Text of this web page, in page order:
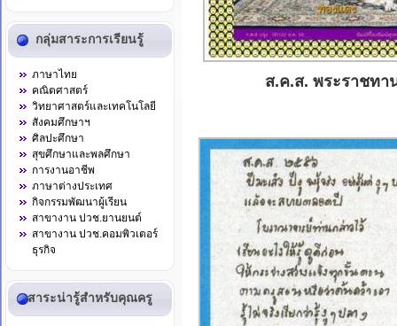
กลุ่มสาระการเรียนรู้
ภาษาไทย
คณิตศาสตร์
วิทยาศาสตร์และเทคโนโลยี
สังคมศึกษาฯ
ศิลปะศึกษา
สุขศึกษาและพลศึกษา
การงานอาชีพ
ภาษาต่างประเทศ
กิจกรรมพัฒนาผู้เรียน
สาขางาน ปวช.ยานยนต์
สาขางาน ปวช.คอมพิวเตอร์
ธุรกิจ
สาระน่ารู้สำหรับคุณครู
ส.ค.ส. พระราชทา